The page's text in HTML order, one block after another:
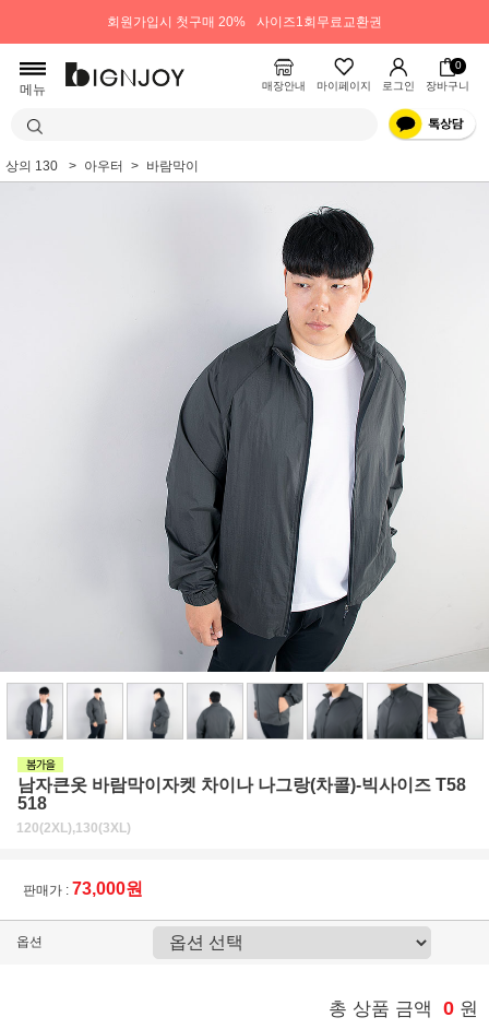
회원가입시 첫구매 20% 사이즈1회무료교환권
메뉴 매장안내 마이페이지 로그인
0
장바구니
상의 130 아우터 바람막이
남자큰옷 바람막이자켓 차이나 나그랑(차콜)-빅사이즈 T58
518
120(2XL),130(3XL)
판매가 : 73,000원
옵션
총 상품 금액 0 원